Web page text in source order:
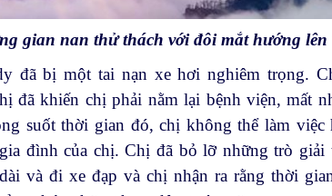
gian nan thử thách với đôi mắt hướng lên
đã bị một tai nạn xe hơi nghiêm trọng.
đã khiến chị phải nằm lại bệnh viện, mất
suốt thời gian đó, chị không thể làm việc
đình của chị. Chị đã bỏ lỡ những trò giải
và đi xe đạp và chị nhận ra rằng thời